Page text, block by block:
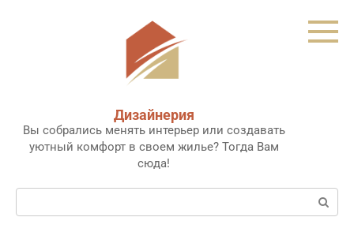
Дизайнерия
Вы собрались менять интерьер или создавать
уютный комфорт в своем жилье? Тогда Вам
сюда!
Поиск: